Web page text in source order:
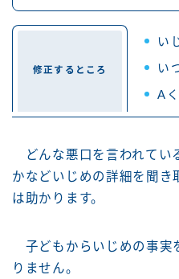
修正するところ
い
い
A
どんな悪口を言われてい
かなどいじめの詳細を聞き
は助かります。
子どもからいじめの事実
りません。